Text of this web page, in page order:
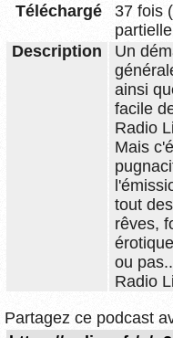
Téléchargé
37 fois
Description
Un
ainsi
facile
Radio
Mais
tout
rêves,
ou
Radio
Partagez ce podcast